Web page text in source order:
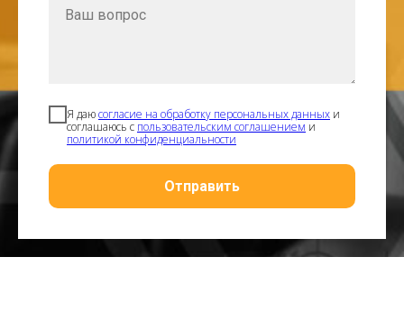
Я даюсогласие на обработку персональных данных и
соглашаюсь с пользовательским соглашением и
политикой конфиденциальности
Отправить